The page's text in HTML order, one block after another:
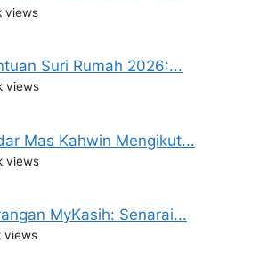
views
Suri Rumah 2026:...
views
Mas Kahwin Mengikut...
views
MyKasih: Senarai...
views